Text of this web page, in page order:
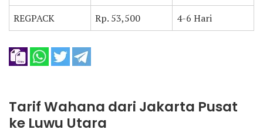
REGPACK
Rp. 53,500 4-6 Hari
Tarif Wahana dari Jakarta Pusat
ke Luwu Utara